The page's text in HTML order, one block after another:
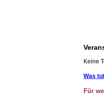
Keine
Was
Für